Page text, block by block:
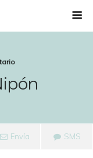
Envía SMS